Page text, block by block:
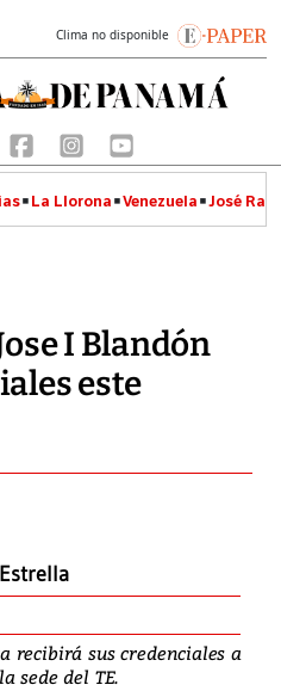
Clima no disponible
La Llorona Venezuela José
I Blandón
este
recibirá sus credenciales a
sede del TE.